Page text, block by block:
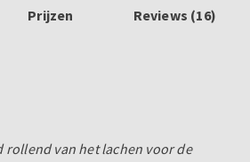
Prijzen Reviews (16)
rollend van het lachen voor de